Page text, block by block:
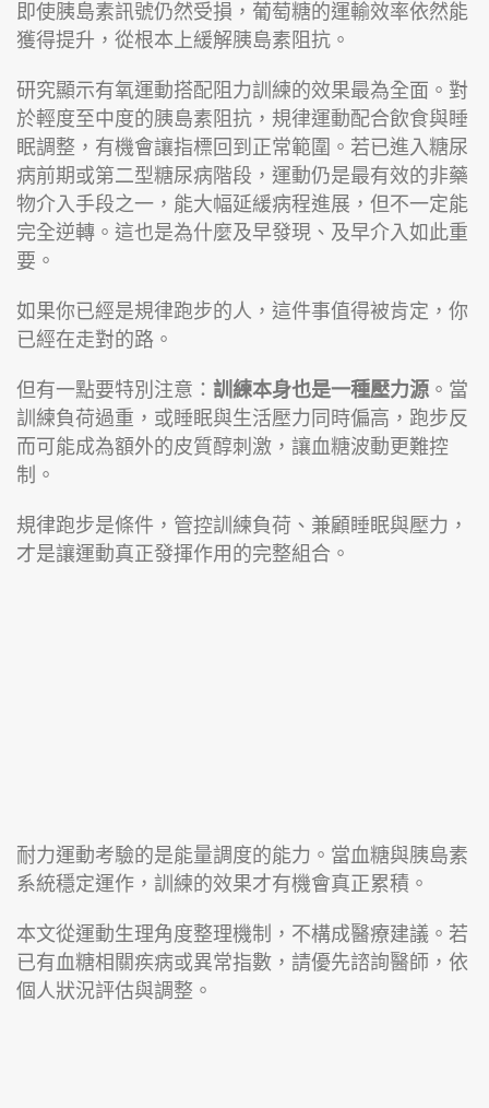
即使胰島素訊號仍然受損，葡萄糖的運輸效率依然能
獲得提升，從根本上緩解胰島素阻抗。
研究顯示有氧運動搭配阻力訓練的效果最為全面。對
於輕度至中度的胰島素阻抗，規律運動配合飲食與睡
眠調整，有機會讓指標回到正常範圍。若已進入糖尿
病前期或第二型糖尿病階段，運動仍是最有效的非藥
物介入手段之一，能大幅延緩病程進展，但不一定能
完全逆轉。這也是為什麼及早發現、及早介入如此重
要。
如果你已經是規律跑步的人，這件事值得被肯定，你
已經在走對的路。
但有一點要特別注意： 訓練本身也是一種壓力源 。當
訓練負荷過重，或睡眠與生活壓力同時偏高，跑步反
而可能成為額外的皮質醇刺激，讓血糖波動更難控
制。
規律跑步是條件，管控訓練負荷、兼顧睡眠與壓力，
才是讓運動真正發揮作用的完整組合。
耐力運動考驗的是能量調度的能力。當血糖與胰島素
系統穩定運作，訓練的效果才有機會真正累積。
本文從運動生理角度整理機制，不構成醫療建議。若
已有血糖相關疾病或異常指數，請優先諮詢醫師，依
個人狀況評估與調整。